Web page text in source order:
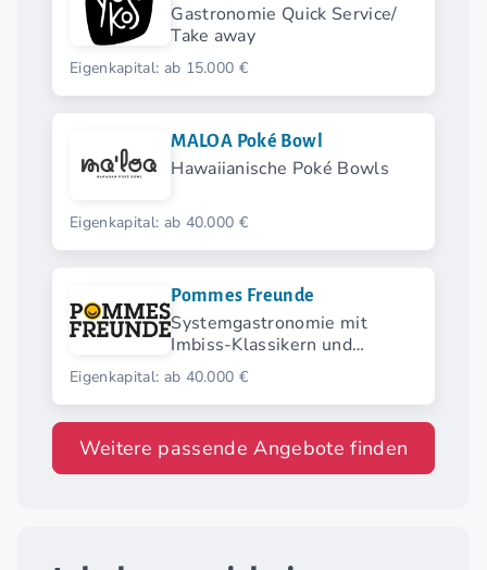
Gastronomie Quick Service/
Take away
Eigenkapital: ab 15.000 €
MALOA Poké Bowl
Hawaiianische Poké Bowls
Eigenkapital: ab 40.000 €
Pommes Freunde
Systemgastronomie mit
Imbiss-Klassikern und
modernen Streetfood-
Highlights.
Eigenkapital: ab 40.000 €
Weitere passende Angebote finden